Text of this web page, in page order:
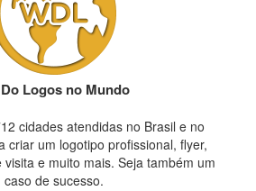
Logos no Mundo
cidades atendidas no Brasil e no
criar um logotipo profissional, flyer,
e muito mais. Seja também um
caso de sucesso.